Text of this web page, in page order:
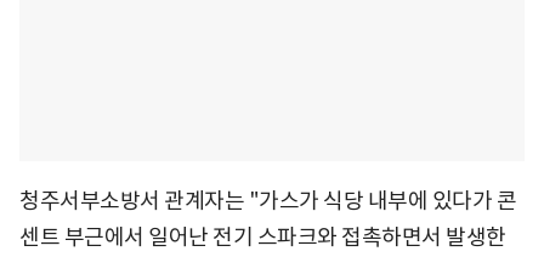
청주서부소방서 관계자는 "가스가 식당 내부에 있다가 콘
센트 부근에서 일어난 전기 스파크와 접촉하면서 발생한